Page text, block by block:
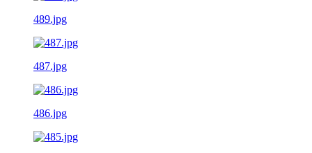
489.jpg
487.jpg
486.jpg